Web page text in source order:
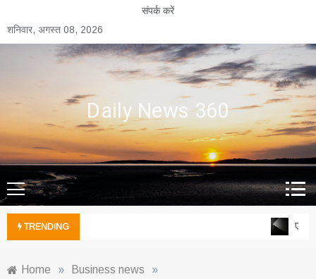
to
content
संपर्क करें
शनिवार, अगस्त 08, 2026
Daily News 360
TRENDING
Home » Business news »